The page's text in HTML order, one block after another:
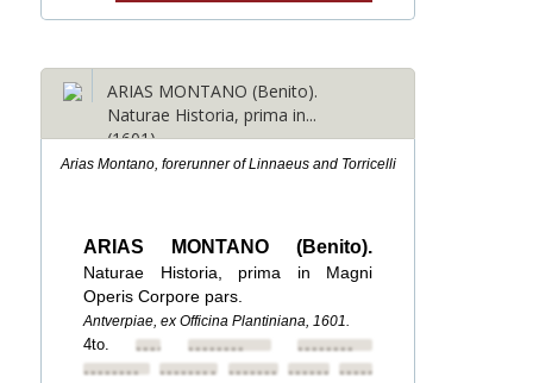
ARIAS MONTANO (Benito).
Naturae Historia, prima in...
(1601)
Arias Montano, forerunner of Linnaeus and Torricelli
ARIAS MONTANO (Benito).
Naturae Historia, prima in Magni
Operis Corpore pars.
Antverpiae, ex Officina Plantiniana, 1601.
4to.••••••••••••••••
••••••••
••••••••
•••••••• •••••••• ••••••••••••••••